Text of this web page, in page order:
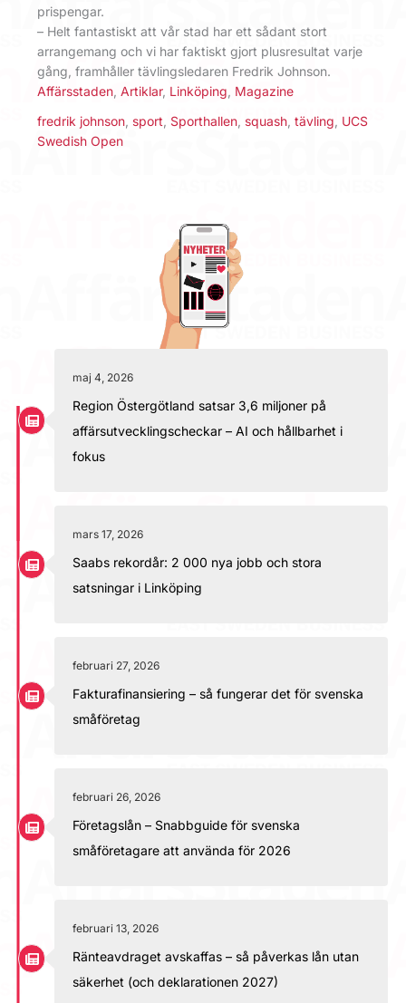
prispengar.
– Helt fantastiskt att vår stad har ett sådant stort
arrangemang och vi har faktiskt gjort plusresultat varje
gång, framhåller tävlingsledaren Fredrik Johnson.
Affärsstaden Artiklar, Linköping Magazine
fredrik johnson sport Sporthallen squash tävling UCS
Swedish Open
maj 4, 2026
Region Östergötland satsar 3,6 miljoner på
affärsutvecklingscheckar – AI och hållbarhet i
fokus
mars 17, 2026
Saabs rekordår: 2 000 nya jobb och stora
satsningar i Linköping
februari 27, 2026
Fakturafinansiering – så fungerar det för svenska
småföretag
februari 26, 2026
Företagslån – Snabbguide för svenska
småföretagare att använda för 2026
februari 13, 2026
Ränteavdraget avskaffas – så påverkas lån utan
säkerhet (och deklarationen 2027)